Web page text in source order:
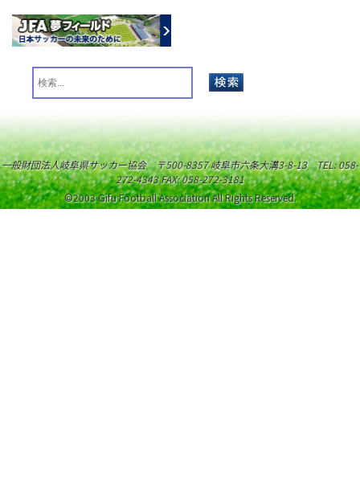
一般財団法人岐阜県サッカー協会 〒500-8357 岐阜市六条大溝3-8-13 TEL: 058-
272-4343 FAX: 058-272-3181
©2003 Gifu Football Association All Rights Reserved.